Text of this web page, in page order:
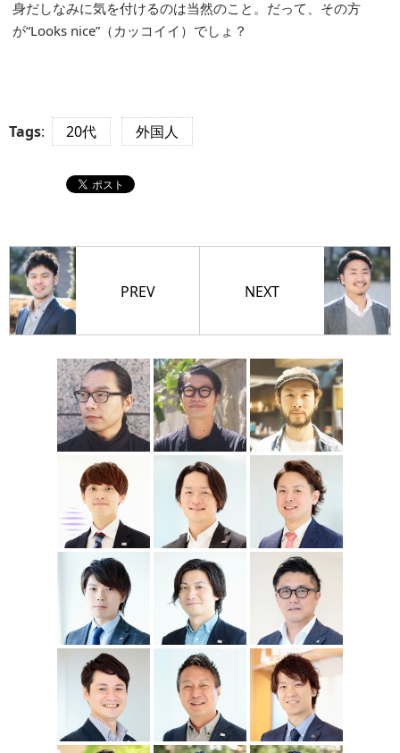
身だしなみに気を付けるのは当然のこと。だって、その方
が“Looks nice”（カッコイイ）でしょ？
Tags: 20代 外国人
PREV NEXT